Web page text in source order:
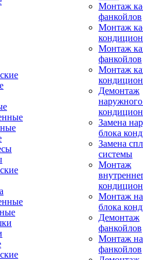
Монтаж
фанкойлов
Монтаж
Монтаж
фанкойлов
Монтаж
Демонтаж
Замена
блока
Замена
системы
Монтаж
Монтаж
блока
Демонтаж
фанкойлов
Монтаж
фанкойлов